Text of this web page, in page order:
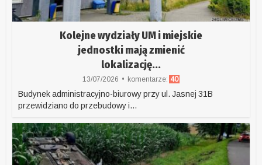
Kolejne wydziały UM i miejskie
jednostki mają zmienić
lokalizację...
13/07/2026 komentarze: 40
Budynek administracyjno-biurowy przy ul. Jasnej 31B
przewidziano do przebudowy i...